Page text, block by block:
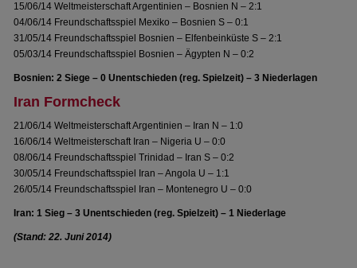
15/06/14 Weltmeisterschaft Argentinien – Bosnien N – 2:1
04/06/14 Freundschaftsspiel Mexiko – Bosnien S – 0:1
31/05/14 Freundschaftsspiel Bosnien – Elfenbeinküste S – 2:1
05/03/14 Freundschaftsspiel Bosnien – Ägypten N – 0:2
Bosnien: 2 Siege – 0 Unentschieden (reg. Spielzeit) – 3 Niederlagen
Iran Formcheck
21/06/14 Weltmeisterschaft Argentinien – Iran N – 1:0
16/06/14 Weltmeisterschaft Iran – Nigeria U – 0:0
08/06/14 Freundschaftsspiel Trinidad – Iran S – 0:2
30/05/14 Freundschaftsspiel Iran – Angola U – 1:1
26/05/14 Freundschaftsspiel Iran – Montenegro U – 0:0
Iran: 1 Sieg – 3 Unentschieden (reg. Spielzeit) – 1 Niederlage
(Stand: 22. Juni 2014)